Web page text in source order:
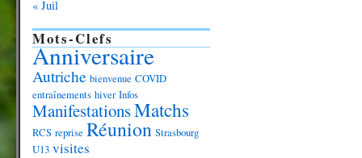
« Juil
Mots-Clefs
Anniversaire
Autriche bienvenue COVID
entraînements hiver Infos
ManifestationsMatchs
RCS reprise Réunion Strasbourg
U13 visites